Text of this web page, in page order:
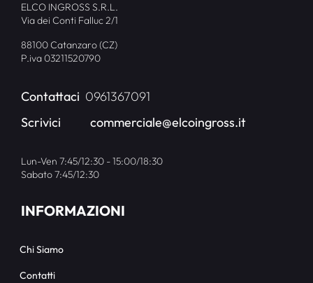
ELCO INGROSS S.R.L.
Via dei Conti Falluc 2/1
88100 Catanzaro (CZ)
P.iva 03211520790
Contattaci 0961367091
Scrivici
commerciale@elcoingross.it
Lun-Ven 7:45/12:30 - 15:00/18:30
Sabato 7:45/12:30
INFORMAZIONI
Chi Siamo
Contatti